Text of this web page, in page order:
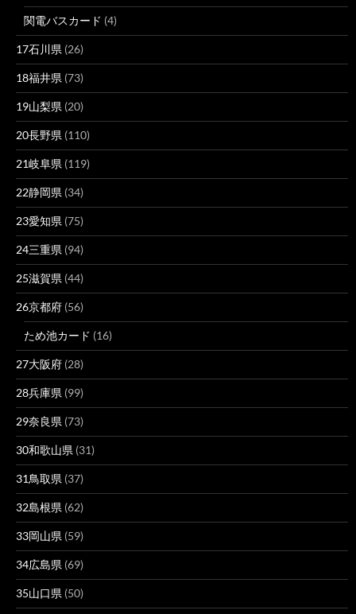
関電バスカード (4)
17石川県 (26)
18福井県 (73)
19山梨県 (20)
20長野県 (110)
21岐阜県 (119)
22静岡県 (34)
23愛知県 (75)
24三重県 (94)
25滋賀県 (44)
26京都府 (56)
ため池カード (16)
27大阪府 (28)
28兵庫県 (99)
29奈良県 (73)
30和歌山県 (31)
31鳥取県 (37)
32島根県 (62)
33岡山県 (59)
34広島県 (69)
35山口県 (50)